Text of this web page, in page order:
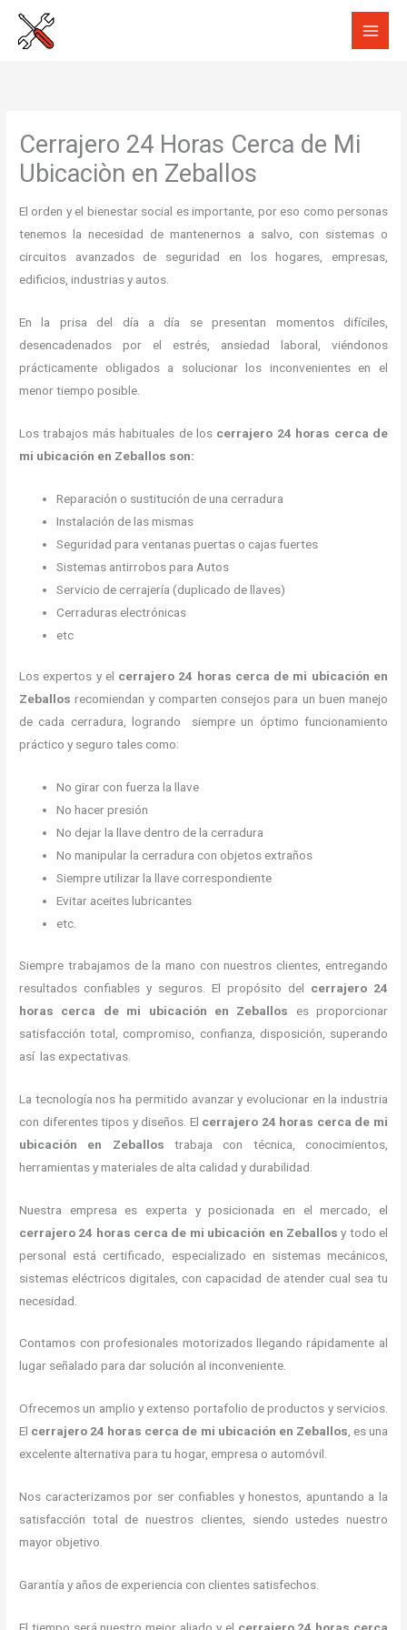
Cerrajero 24 Horas Cerca de Mi
Ubicaciòn en Zeballos
El orden y el bienestar social es importante, por eso como personas
tenemos la necesidad de mantenernos a salvo, con sistemas o
circuitos avanzados de seguridad en los hogares, empresas,
edificios, industrias y autos.
En la prisa del día a día se presentan momentos difíciles,
desencadenados por el estrés, ansiedad laboral, viéndonos
prácticamente obligados a solucionar los inconvenientes en el
menor tiempo posible.
Los trabajos más habituales de los cerrajero 24 horas cerca de
mi ubicación en Zeballos son:
Reparación o sustitución de una cerradura
Instalación de las mismas
Seguridad para ventanas puertas o cajas fuertes
Sistemas antirrobos para Autos
Servicio de cerrajería (duplicado de llaves)
Cerraduras electrónicas
etc
Los expertos y el cerrajero 24 horas cerca de mi ubicación en
Zeballos recomiendan y comparten consejos para un buen manejo
de cada cerradura, logrando siempre un óptimo funcionamiento
práctico y seguro tales como:
No girar con fuerza la llave
No hacer presión
No dejar la llave dentro de la cerradura
No manipular la cerradura con objetos extraños
Siempre utilizar la llave correspondiente
Evitar aceites lubricantes
etc.
Siempre trabajamos de la mano con nuestros clientes, entregando
resultados confiables y seguros. El propósito del cerrajero 24
horas cerca de mi ubicación en Zeballos es proporcionar
satisfacción total, compromiso, confianza, disposición, superando
así las expectativas.
La tecnología nos ha permitido avanzar y evolucionar en la industria
con diferentes tipos y diseños. El cerrajero 24 horas cerca de mi
ubicación en Zeballos trabaja con técnica, conocimientos,
herramientas y materiales de alta calidad y durabilidad.
Nuestra empresa es experta y posicionada en el mercado, el
cerrajero 24 horas cerca de mi ubicación en Zeballos y todo el
personal está certificado, especializado en sistemas mecánicos,
sistemas eléctricos digitales, con capacidad de atender cual sea tu
necesidad.
Contamos con profesionales motorizados llegando rápidamente al
lugar señalado para dar solución al inconveniente.
Ofrecemos un amplio y extenso portafolio de productos y servicios.
El cerrajero 24 horas cerca de mi ubicación en Zeballos, es una
excelente alternativa para tu hogar, empresa o automóvil.
Nos caracterizamos por ser confiables y honestos, apuntando a la
satisfacción total de nuestros clientes, siendo ustedes nuestro
mayor objetivo.
Garantía y años de experiencia con clientes satisfechos.